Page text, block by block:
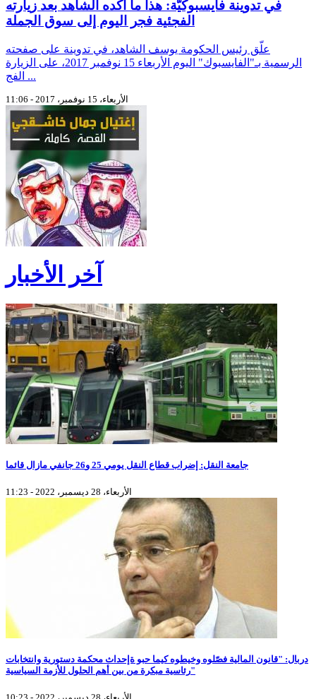
في تدوينة فايسبوكيّة: هذا ما أكّده الشاهد بعد زيارته
الفجئية فجر اليوم إلى سوق الجملة
علّق رئيس الحكومة يوسف الشاهد، في تدوينة على صفحته
الرسمية بـ"الفايسبوك" اليوم الأربعاء 15 نوفمبر 2017، على الزيارة
الفج ...
الأربعاء، 15 نوفمبر، 2017 - 11:06
آخر الأخبار
جامعة النقل: إضراب قطاع النقل يومي 25 و26 جانفي مازال قائما
الأربعاء، 28 ديسمبر، 2022 - 11:23
دربال: "قانون المالية فصّلوه وخيطوه كيما حبو ةإحداث محكمة دستورية وانتخابات
رئاسية مبكرة من بين أهم الحلول للأزمة السياسية"